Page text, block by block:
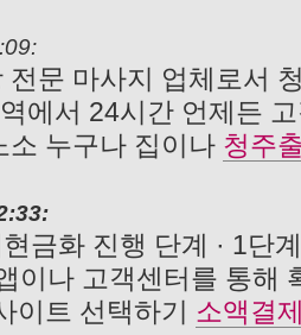
문 마사지 업체로서
에서 24시간 언제든
소 누구나 집이나 청주
금화 진행 단계 · 1단
이나 고객센터를 통해
이트 선택하기 소액결